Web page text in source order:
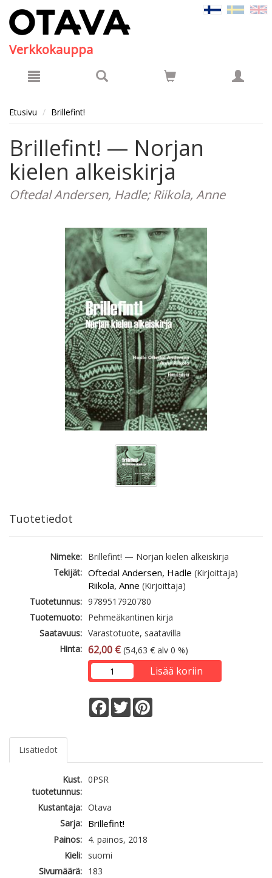
Verkkokauppa
Etusivu Brillefint!
Brillefint! — Norjan
kielen alkeiskirja
Oftedal Andersen, Hadle; Riikola, Anne
Tuotetiedot
Nimeke: Brillefint! — Norjan kielen alkeiskirja
Tekijät: Oftedal Andersen, Hadle (Kirjoittaja)
Riikola, Anne (Kirjoittaja)
Tuotetunnus: 9789517920780
Tuotemuoto: Pehmeäkantinen kirja
Saatavuus: Varastotuote, saatavilla
Hinta: 62,00 € (54,63 € alv 0 %)
Lisää koriin
Facebook
Twitter
Lisätiedot
Kust.
tuotetunnus:
0PSR
Kustantaja: Otava
Sarja: Brillefint!
Painos: 4. painos, 2018
Kieli: suomi
Sivumäärä: 183